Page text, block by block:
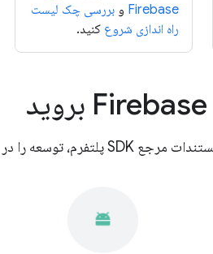
Firebase و بررسی چک لیست
راه اندازی شروع کنید.